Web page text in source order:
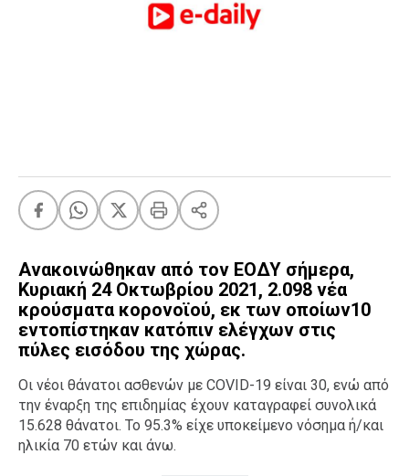
OMG LOL
Xmas
LIFE
Food
Body+Mind
Ταξίδια
Style
Ανακοινώθηκαν από τον ΕΟΔΥ σήμερα,
Κυριακή 24 Οκτωβρίου 2021, 2.098 νέα
κρούσματα κορονοϊού, εκ των οποίων10
εντοπίστηκαν κατόπιν ελέγχων στις
πύλες εισόδου της χώρας.
Οι νέοι θάνατοι ασθενών με COVID-19 είναι 30, ενώ από
την έναρξη της επιδημίας έχουν καταγραφεί συνολικά
15.628 θάνατοι. Το 95.3% είχε υποκείμενο νόσημα ή/και
ηλικία 70 ετών και άνω.